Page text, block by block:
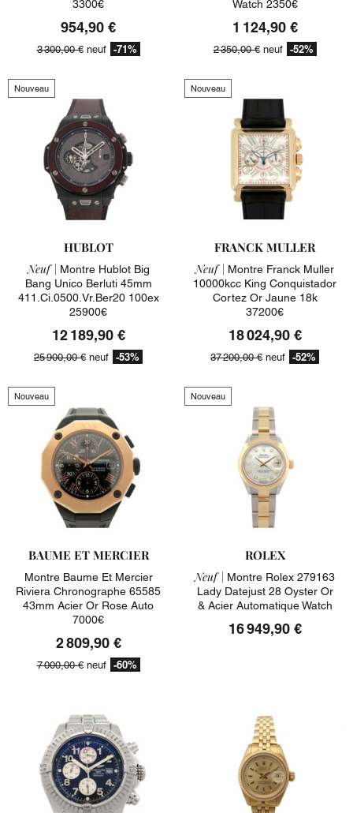
3300€
954,90 €
3 300,00 €neuf -71%
Watch 2350€
1 124,90 €
2 350,00 €neuf -52%
Nouveau
HUBLOT
Neuf | Montre Hublot Big
Bang Unico Berluti 45mm
411.ci.0500.vr.ber20 100ex
25900€
12 189,90 €
25 900,00 € neuf -53%
Nouveau
FRANCK MULLER
Neuf | Montre Franck Muller
10000kcc King Conquistador
Cortez Or Jaune 18k
37200€
18 024,90 €
37 200,00 € neuf -52%
Nouveau
BAUME ET MERCIER
Montre Baume Et Mercier
Riviera Chronographe 65585
43mm Acier Or Rose Auto
7000€
2 809,90 €
7 000,00 €neuf -60%
Nouveau
ROLEX
Neuf | Montre Rolex 279163
Lady Datejust 28 Oyster Or
& Acier Automatique Watch
16 949,90 €